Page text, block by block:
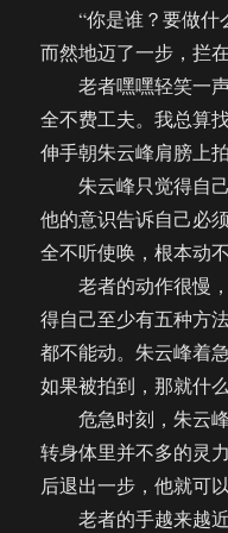
“你是谁？要做什
而然地迈了一步，拦
老者嘿嘿轻笑一声
全不费工夫。我总算
伸手朝朱云峰肩膀上拍
朱云峰只觉得自己
他的意识告诉自己必
全不听使唤，根本动不
老者的动作很慢，
得自己至少有五种方
都不能动。朱云峰着
如果被拍到，那就什么
危急时刻，朱云峰
转身体里并不多的灵
后退出一步，他就可
老者的手越来越近